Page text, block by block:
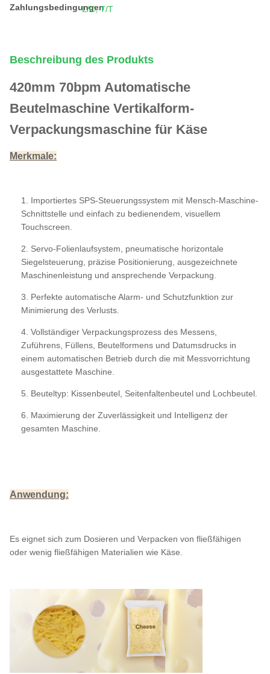
Zahlungsbedingungen
L/C, T/T
Beschreibung des Produkts
420mm 70bpm Automatische
Beutelmaschine Vertikalform-
Verpackungsmaschine für Käse
Merkmale:
1. Importiertes SPS-Steuerungssystem mit Mensch-Maschine-
Schnittstelle und einfach zu bedienendem, visuellem
Touchscreen.
2. Servo-Folienlaufsystem, pneumatische horizontale
Siegelsteuerung, präzise Positionierung, ausgezeichnete
Maschinenleistung und ansprechende Verpackung.
3. Perfekte automatische Alarm- und Schutzfunktion zur
Minimierung des Verlusts.
4. Vollständiger Verpackungsprozess des Messens,
Zuführens, Füllens, Beutelformens und Datumsdrucks in
einem automatischen Betrieb durch die mit Messvorrichtung
ausgestattete Maschine.
5. Beuteltyp: Kissenbeutel, Seitenfaltenbeutel und Lochbeutel.
6. Maximierung der Zuverlässigkeit und Intelligenz der
gesamten Maschine.
Anwendung:
Es eignet sich zum Dosieren und Verpacken von fließfähigen
oder wenig fließfähigen Materialien wie Käse